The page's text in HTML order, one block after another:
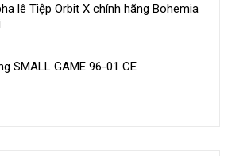
lê Tiệp Orbit X chính hãng Bohemia
SMALL GAME 96-01 CE